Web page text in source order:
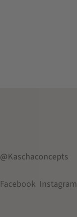
@Kaschaconcepts
Facebook Instagram